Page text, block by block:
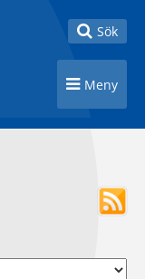
Toggle
Sök
Toggle
Meny